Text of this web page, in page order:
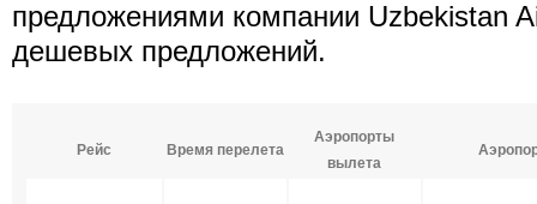
предложениями компании Uzbekistan
дешевых предложений.
Рейс Время перелета
Аэропорты
вылета